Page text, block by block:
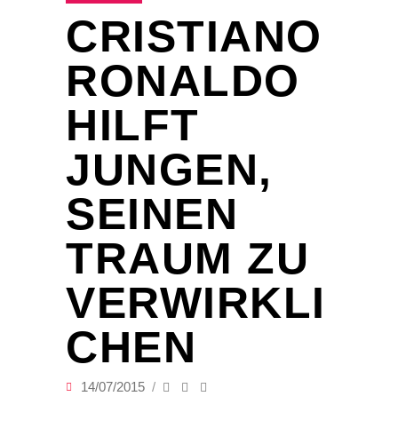
CRISTIANO
RONALDO
HILFT
JUNGEN,
SEINEN
TRAUM ZU
VERWIRKLI
CHEN
14/07/2015